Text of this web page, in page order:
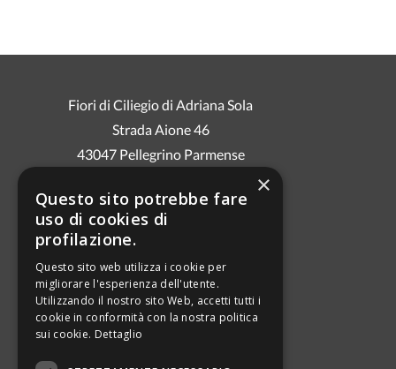
Fiori di Ciliegio di Adriana Sola
Strada Aione 46
43047 Pellegrino Parmense
E-mail: fioridiciliegioadriana@gmail.com
P.IVA 03000040349
PRIVACY
INFORMATIVA COOKIE
×
Questo sito potrebbe fare
uso di cookies di
profilazione.
Questo sito web utilizza i cookie per
migliorare l'esperienza dell'utente.
Utilizzando il nostro sito Web, accetti tutti i
cookie in conformità con la nostra politica
sui cookie. Dettaglio